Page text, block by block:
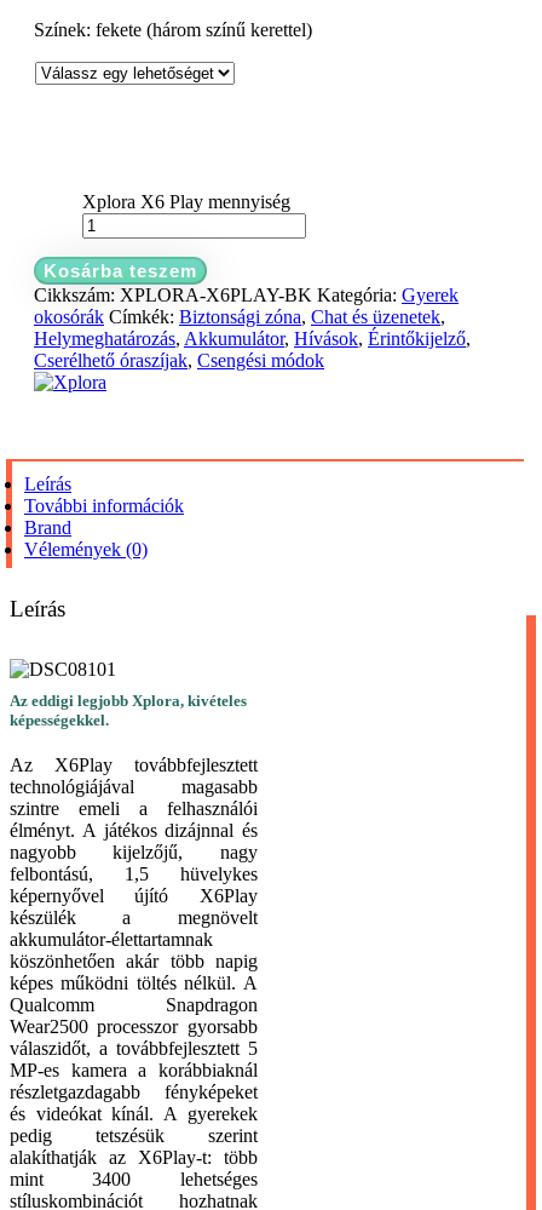
Színek: fekete (három színű kerettel)
Xplora X6 Play mennyiség
Kosárba teszem
Cikkszám: XPLORA-X6PLAY-BK Kategória: Gyerek
okosórák Címkék: Biztonsági zóna, Chat és üzenetek,
Helymeghatározás, Akkumulátor, Hívások, Érintőkijelző,
Cserélhető óraszíjak, Csengési módok
Leírás
További információk
Brand
Vélemények (0)
Leírás
Az eddigi legjobb Xplora, kivételes
képességekkel.
Az X6Play továbbfejlesztett
technológiájával magasabb
szintre emeli a felhasználói
élményt. A játékos dizájnnal és
nagyobb kijelzőjű, nagy
felbontású, 1,5 hüvelykes
képernyővel újító X6Play
készülék a megnövelt
akkumulátor-élettartamnak
köszönhetően akár több napig
képes működni töltés nélkül. A
Qualcomm Snapdragon
Wear2500 processzor gyorsabb
válaszidőt, a továbbfejlesztett 5
MP-es kamera a korábbiaknál
részletgazdagabb fényképeket
és videókat kínál. A gyerekek
pedig tetszésük szerint
alakíthatják az X6Play-t: több
mint 3400 lehetséges
stíluskombinációt hozhatnak